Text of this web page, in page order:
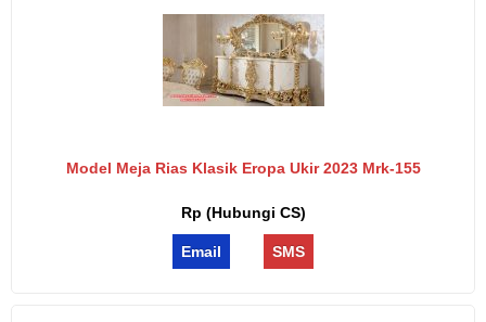
Model Meja Rias Klasik Eropa Ukir 2023 Mrk-155
Rp (Hubungi CS)
Email SMS